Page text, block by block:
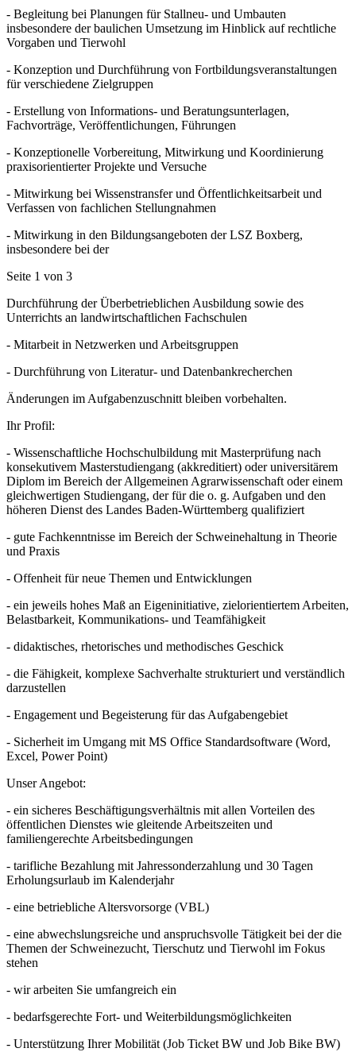
- Begleitung bei Planungen für Stallneu- und Umbauten
insbesondere der baulichen Umsetzung im Hinblick auf rechtliche
Vorgaben und Tierwohl
- Konzeption und Durchführung von Fortbildungsveranstaltungen
für verschiedene Zielgruppen
- Erstellung von Informations- und Beratungsunterlagen,
Fachvorträge, Veröffentlichungen, Führungen
- Konzeptionelle Vorbereitung, Mitwirkung und Koordinierung
praxisorientierter Projekte und Versuche
- Mitwirkung bei Wissenstransfer und Öffentlichkeitsarbeit und
Verfassen von fachlichen Stellungnahmen
- Mitwirkung in den Bildungsangeboten der LSZ Boxberg,
insbesondere bei der
Seite 1 von 3
Durchführung der Überbetrieblichen Ausbildung sowie des
Unterrichts an landwirtschaftlichen Fachschulen
- Mitarbeit in Netzwerken und Arbeitsgruppen
- Durchführung von Literatur- und Datenbankrecherchen
Änderungen im Aufgabenzuschnitt bleiben vorbehalten.
Ihr Profil:
- Wissenschaftliche Hochschulbildung mit Masterprüfung nach
konsekutivem Masterstudiengang (akkreditiert) oder universitärem
Diplom im Bereich der Allgemeinen Agrarwissenschaft oder einem
gleichwertigen Studiengang, der für die o. g. Aufgaben und den
höheren Dienst des Landes Baden-Württemberg qualifiziert
- gute Fachkenntnisse im Bereich der Schweinehaltung in Theorie
und Praxis
- Offenheit für neue Themen und Entwicklungen
- ein jeweils hohes Maß an Eigeninitiative, zielorientiertem Arbeiten,
Belastbarkeit, Kommunikations- und Teamfähigkeit
- didaktisches, rhetorisches und methodisches Geschick
- die Fähigkeit, komplexe Sachverhalte strukturiert und verständlich
darzustellen
- Engagement und Begeisterung für das Aufgabengebiet
- Sicherheit im Umgang mit MS Office Standardsoftware (Word,
Excel, Power Point)
Unser Angebot:
- ein sicheres Beschäftigungsverhältnis mit allen Vorteilen des
öffentlichen Dienstes wie gleitende Arbeitszeiten und
familiengerechte Arbeitsbedingungen
- tarifliche Bezahlung mit Jahressonderzahlung und 30 Tagen
Erholungsurlaub im Kalenderjahr
- eine betriebliche Altersvorsorge (VBL)
- eine abwechslungsreiche und anspruchsvolle Tätigkeit bei der die
Themen der Schweinezucht, Tierschutz und Tierwohl im Fokus
stehen
- wir arbeiten Sie umfangreich ein
- bedarfsgerechte Fort- und Weiterbildungsmöglichkeiten
- Unterstützung Ihrer Mobilität (Job Ticket BW und Job Bike BW)